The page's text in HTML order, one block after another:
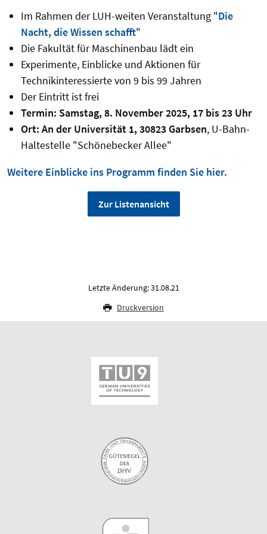
Im Rahmen der LUH-weiten Veranstaltung "Die
Nacht, die Wissen schafft"
Die Fakultät für Maschinenbau lädt ein
Experimente, Einblicke und Aktionen für
Technikinteressierte von 9 bis 99 Jahren
Der Eintritt ist frei
Termin: Samstag, 8. November 2025, 17 bis 23 Uhr
Ort: An der Universität 1, 30823 Garbsen, U-Bahn-
Haltestelle "Schönebecker Allee"
Weitere Einblicke ins Programm finden Sie hier.
Zur Listenansicht
Letzte Änderung: 31.08.21
Druckversion